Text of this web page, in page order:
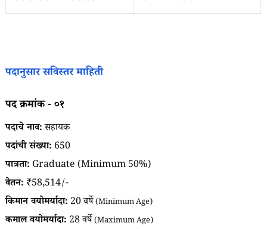
पदानुसार सविस्तर माहिती
पद क्रमांक - ०१
पदाचे नाव:सहायक
पदांची संख्या: 650
पात्रता: Graduate (Minimum 50%)
वेतन: ₹58,514/-
किमान वयोमर्यादा: 20 वर्षे(Minimum Age)
कमाल वयोमर्यादा: 28 वर्षे(Maximum Age)